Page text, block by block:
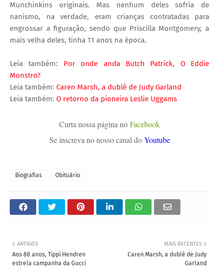
Munchinkins originais. Mas nenhum deles sofria de
nanismo, na verdade, eram crianças contratadas para
engrossar a figuração, sendo que Priscilla Montgomery, a
mais velha deles, tinha 11 anos na época.
Leia também: Por onde anda Butch Patrick, O Eddie
Monstro?
Leia também: Caren Marsh, a dublê de Judy Garland
Leia também: O retorno da pioneira Leslie Uggams
Curta nossa página no Facebook
Se inscreva no nosso canal do Youtube
Biografias Obituário
MAIS RECENTES
Caren Marsh, a dublê de Judy
Garland
ANTIGOS
Aos 88 anos, Tippi Hendren
estrela campanha da Gucci